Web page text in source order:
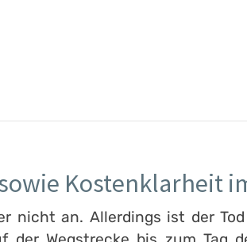
Kostenklarheit
nicht an. Allerdings ist der